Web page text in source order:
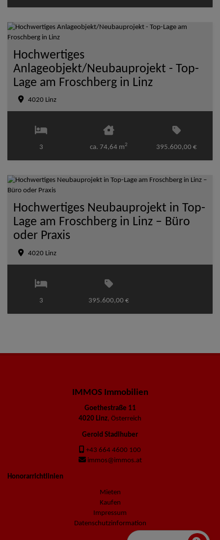
Hochwertiges
Anlageobjekt/Neubauprojekt - Top-
Lage am Froschberg in Linz
4020 Linz
3 ca. 74,64 m2 395.600,00 €
Hochwertiges Neubauprojekt in Top-
Lage am Froschberg in Linz – Büro
oder Praxis
4020 Linz
3 395.600,00 €
IMMOS Immobilien
Goethestraße 11
4020 Linz, Österreich
Gerold Stadlhuber
+43 664 4600 100
immos@immos.at
Honorarrichtlinien
Mieten
Kaufen
Impressum
Datenschutzinformation